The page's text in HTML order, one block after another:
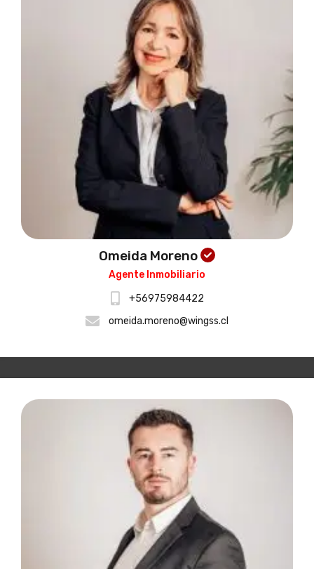
Omeida Moreno
Agente Inmobiliario
+56975984422
omeida.moreno@wingss.cl